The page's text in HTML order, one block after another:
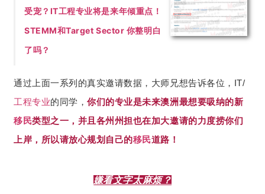
受宠？IT工程专业将是来年倾重点！
STEMM和Target Sector 你整明白
了吗？
通过上面一系列的真实邀请数据，大师兄想告诉各位，IT/
工程专业的同学，你们的专业是未来澳洲最想要吸纳的新
移民类型之一，并且各州州担也在加大邀请的力度捞你们
上岸，所以请放心规划自己的移民道路！
嫌看文字太麻烦？